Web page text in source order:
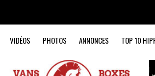
VIDÉOS PHOTOS ANNONCES TOP 10